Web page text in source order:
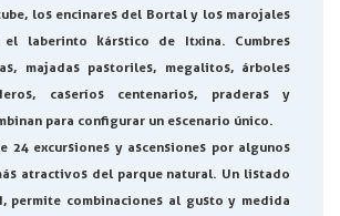
los encinares del Bortal y los marojales
laberinto kárstico de Itxina. Cumbres
majadas pastoriles, megalitos, árboles
caseríos centenarios, praderas y
para configurar un escenario único.
24 excursiones y ascensiones por algunos
atractivos del parque natural. Un listado
permite combinaciones al gusto y medida